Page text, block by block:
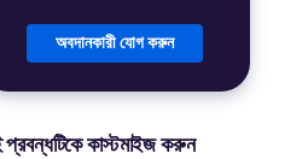
অবদানকারী যোগ করুন
কাস্টমাইজ করুন